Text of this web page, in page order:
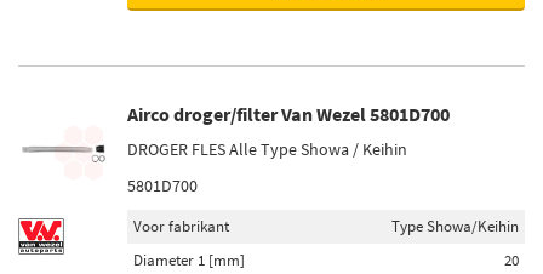
Airco droger/filter Van Wezel 5801D700
DROGER FLES Alle Type Showa / Keihin
5801D700
Voor fabrikant
Type Showa/Keihin
Diameter 1 [mm]
20